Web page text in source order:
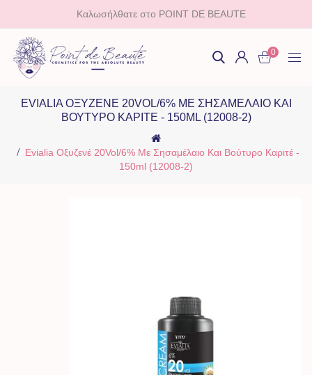
Καλωσήλθατε στο POINT DE BEAUTE
0
EVIALIA ΟΞΥΖΕΝΈ 20VOL/6% ΜΕ ΣΗΣΑΜΈΛΑΙΟ ΚΑΙ
ΒΟΎΤΥΡΟ ΚΑΡΙΤΈ - 150ML (12008-2)
Evialia Οξυζενέ 20Vol/6% Με Σησαμέλαιο Και Βούτυρο Καριτέ -
150ml (12008-2)